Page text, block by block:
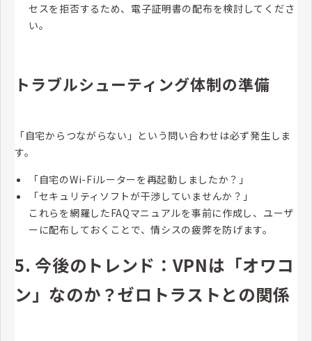
セスを拒否するため、電子証明書の配布を検討してくださ
い。
トラブルシューティング体制の準備
「自宅からつながらない」という問い合わせは必ず発生しま
す。
「自宅のWi-Fiルーターを再起動しましたか？」
「セキュリティソフトが干渉していませんか？」
これらを網羅したFAQマニュアルを事前に作成し、ユーザ
ーに配布しておくことで、情シスの疲弊を防げます。
5. 今後のトレンド：VPNは「オワコ
ン」なのか？ゼロトラストとの関係